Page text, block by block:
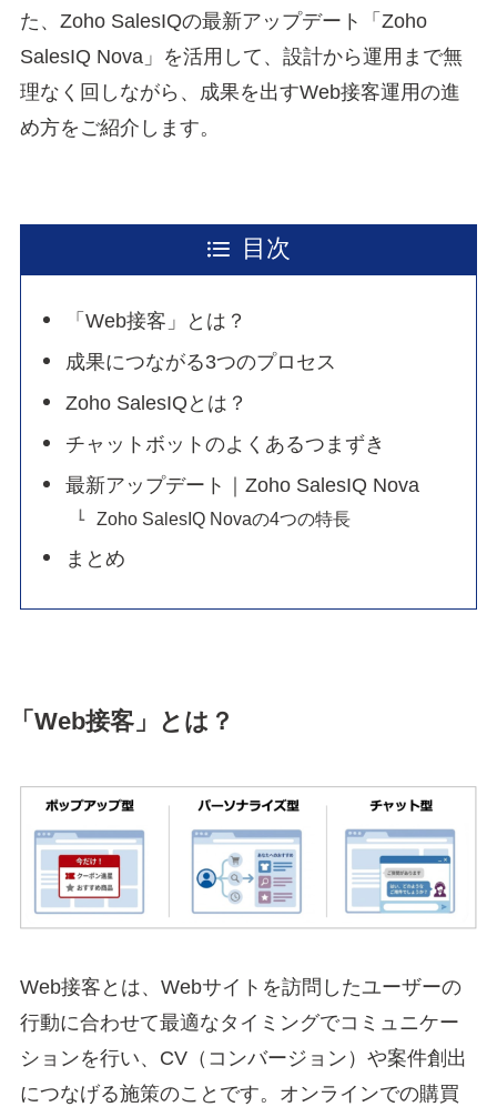
た、Zoho SalesIQの最新アップデート「Zoho
SalesIQ Nova」を活用して、設計から運用まで無
理なく回しながら、成果を出すWeb接客運用の進
め方をご紹介します。
目次
「Web接客」とは？
成果につながる3つのプロセス
Zoho SalesIQとは？
チャットボットのよくあるつまずき
最新アップデート｜Zoho SalesIQ Nova
Zoho SalesIQ Novaの4つの特長
まとめ
「Web接客」とは ？
Web接客とは、Webサイトを訪問したユーザーの
行動に合わせて最適なタイミングでコミュニケー
ションを行い、CV（コンバージョン）や案件創出
につなげる施策のことです。オンラインでの購買